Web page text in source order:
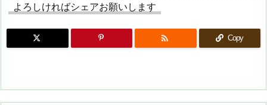
よろしければシェアお願いします
 Copy